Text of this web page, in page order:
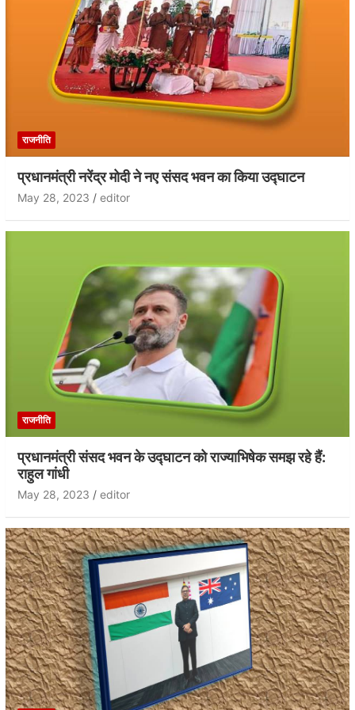
राजनीति
प्रधानमंत्री नरेंद्र मोदी ने नए संसद भवन का किया उद्घाटन
May 28, 2023 editor
राजनीति
प्रधानमंत्री संसद भवन के उद्घाटन को राज्याभिषेक समझ रहे हैं:
राहुल गांधी
May 28, 2023 editor